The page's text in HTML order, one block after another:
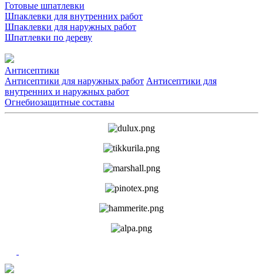
Готовые шпатлевки
Шпаклевки для внутренних работ
Шпаклевки для наружных работ
Шпатлевки по дереву
Антисептики
Антисептики для наружных работ Антисептики для
внутренних и наружных работ
Огнебиозащитные составы